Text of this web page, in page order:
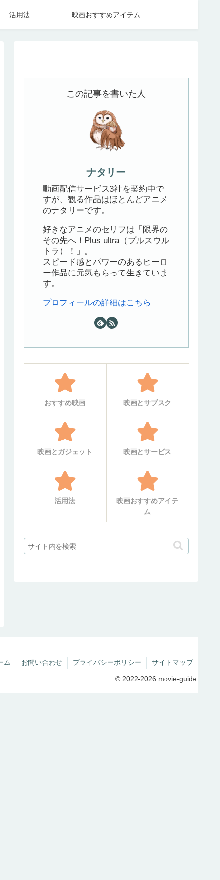
活用法 映画おすすめアイテム
この記事を書いた人
ナタリー
動画配信サービス3社を契約中で
すが、観る作品はほとんどアニメ
のナタリーです。
好きなアニメのセリフは「限界の
その先へ！Plus ultra（プルスウル
トラ）！」。
スピード感とパワーのあるヒーロ
ー作品に元気もらって生きていま
す。
プロフィールの詳細はこちら
おすすめ映画 映画とサブスク
映画とガジェット 映画とサービス
活用法
映画おすすめアイテ
ム
ム お問い合わせ プライバシーポリシー サイトマップ
© 2022-2026 movie-guide.